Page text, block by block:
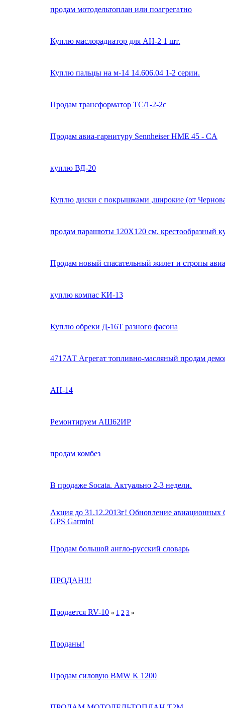
продам мотодельтоплан или поагрегатно
Куплю маслорадиатор для АН-2 1 шт.
Куплю пальцы на м-14 14.606.04 1-2 серии.
Продам трансформатор ТС/1-2-2с
Продам авиа-гарнитуру Sennheiser HME 45 - CA
куплю ВД-20
Куплю диски с покрышками ,широкие (от
продам парашюты 120Х120 см. крестообразный
Продам новый спасательный жилет и стропы
куплю компас КИ-13
Куплю обреки Д-16Т разного фасона
4717АТ Агрегат топливно-масляный продам
АН-14
Ремонтируем АШ62ИР
продам комбез
В продаже Socata. Актуально 2-3 недели.
Акция до 31.12.2013г! Обновление авиационных
GPS Garmin!
Продам большой англо-русский словарь
ПРОДАН!!!
Продается RV-10 « 1 2 3 »
Проданы!
Продам силовую BMW K 1200